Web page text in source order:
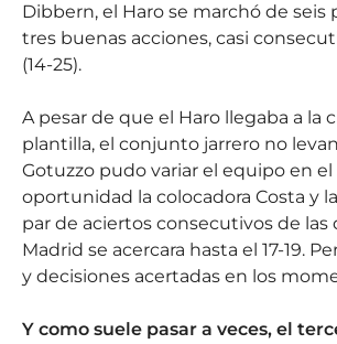
Dibbern, el Haro se marchó de seis
tres buenas acciones, casi
(14-25).
A pesar de que el Haro llegaba a la
plantilla, el conjunto jarrero no
Gotuzzo pudo variar el equipo en el
oportunidad la colocadora Costa y
par de aciertos consecutivos de
Madrid se acercara hasta el 17-19.
y decisiones acertadas en los
Y como suele pasar a veces, el